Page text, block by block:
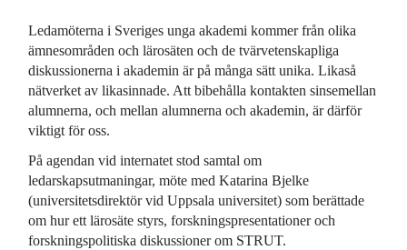
Ledamöterna i Sveriges unga akademi kommer från olika
ämnesområden och lärosäten och de tvärvetenskapliga
diskussionerna i akademin är på många sätt unika. Likaså
nätverket av likasinnade. Att bibehålla kontakten sinsemellan
alumnerna, och mellan alumnerna och akademin, är därför
viktigt för oss.
På agendan vid internatet stod samtal om
ledarskapsutmaningar, möte med Katarina Bjelke
(universitetsdirektör vid Uppsala universitet) som berättade
om hur ett lärosäte styrs, forskningspresentationer och
forskningspolitiska diskussioner om STRUT.